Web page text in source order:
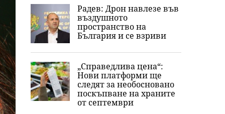
Радев: Дрон навлезе във
въздушното
пространство на
България и се взриви
„Справедлива цена“:
Нови платформи ще
следят за необосновано
поскъпване на храните
от септември